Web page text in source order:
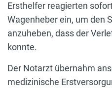
Ersthelfer reagierten
Wagenheber ein, um den
anzuheben, dass der
konnte.
Der Notarzt übernahm
medizinische